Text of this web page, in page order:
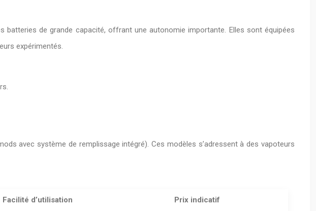
de grande capacité, offrant une autonomie importante. Elles sont équipées
expérimentés.
avec système de remplissage intégré). Ces modèles s’adressent à des vapoteurs
Facilité d’utilisation Prix indicatif